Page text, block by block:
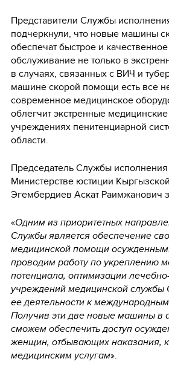
Представители Службы
подчеркнули, что новые машины
обеспечат быстрое и
обслуживание не только в
в случаях, связанных с ВИЧ и
машине скорой помощи есть все
современное медицинское
облегчит экстренные
учреждениях пенитенциарной
области.
Председатель Службы
Министерстве юстиции
Эгембердиев Аскат Раимжанович
«Одним из приоритетных
Службы является обеспечение
медицинской помощи
проводим работу по укреплению
потенциала, оптимизации
учреждений медицинской
ее деятельности к
Получив эти две новые машины в
сможем обеспечить доступ
женщин, отбывающих наказания,
медицинским услугам».